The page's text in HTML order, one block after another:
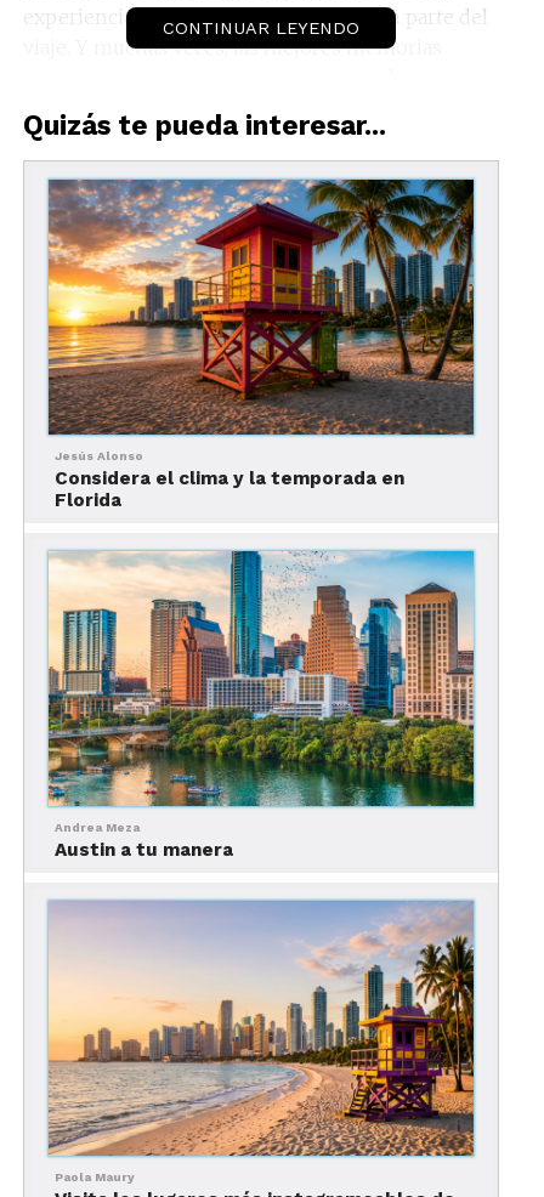
experiencias. El trayecto se convierte en parte del
viaje. Y muchas veces, las mejores memorias
Lee nuestra Infografía
CONTINUAR LEYENDO
Quizás te pueda interesar...
Jesús Alonso
Considera el clima y la temporada en
Florida
Andrea Meza
Austin a tu manera
Paola Maury